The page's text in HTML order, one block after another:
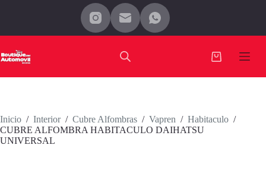
Carro
Inicio / Interior / Cubre Alfombras / Vapren / Habitaculo /
CUBRE ALFOMBRA HABITACULO DAIHATSU
UNIVERSAL